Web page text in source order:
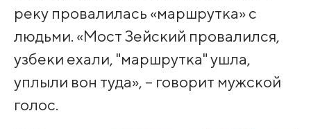
реку провалилась «маршрутка» с
людьми. «Мост Зейский провалился,
узбеки ехали, "маршрутка" ушла,
уплыли вон туда», – говорит мужской
голос.